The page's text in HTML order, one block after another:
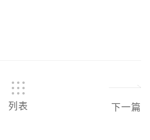
列表 下一篇